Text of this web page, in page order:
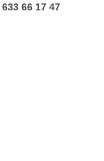
633 66 17 47